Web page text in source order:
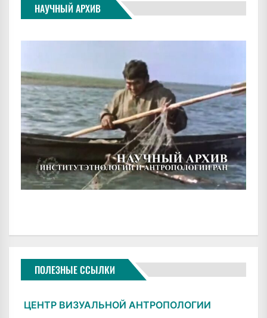
НАУЧНЫЙ АРХИВ
ПОЛЕЗНЫЕ ССЫЛКИ
ЦЕНТР ВИЗУАЛЬНОЙ АНТРОПОЛОГИИ